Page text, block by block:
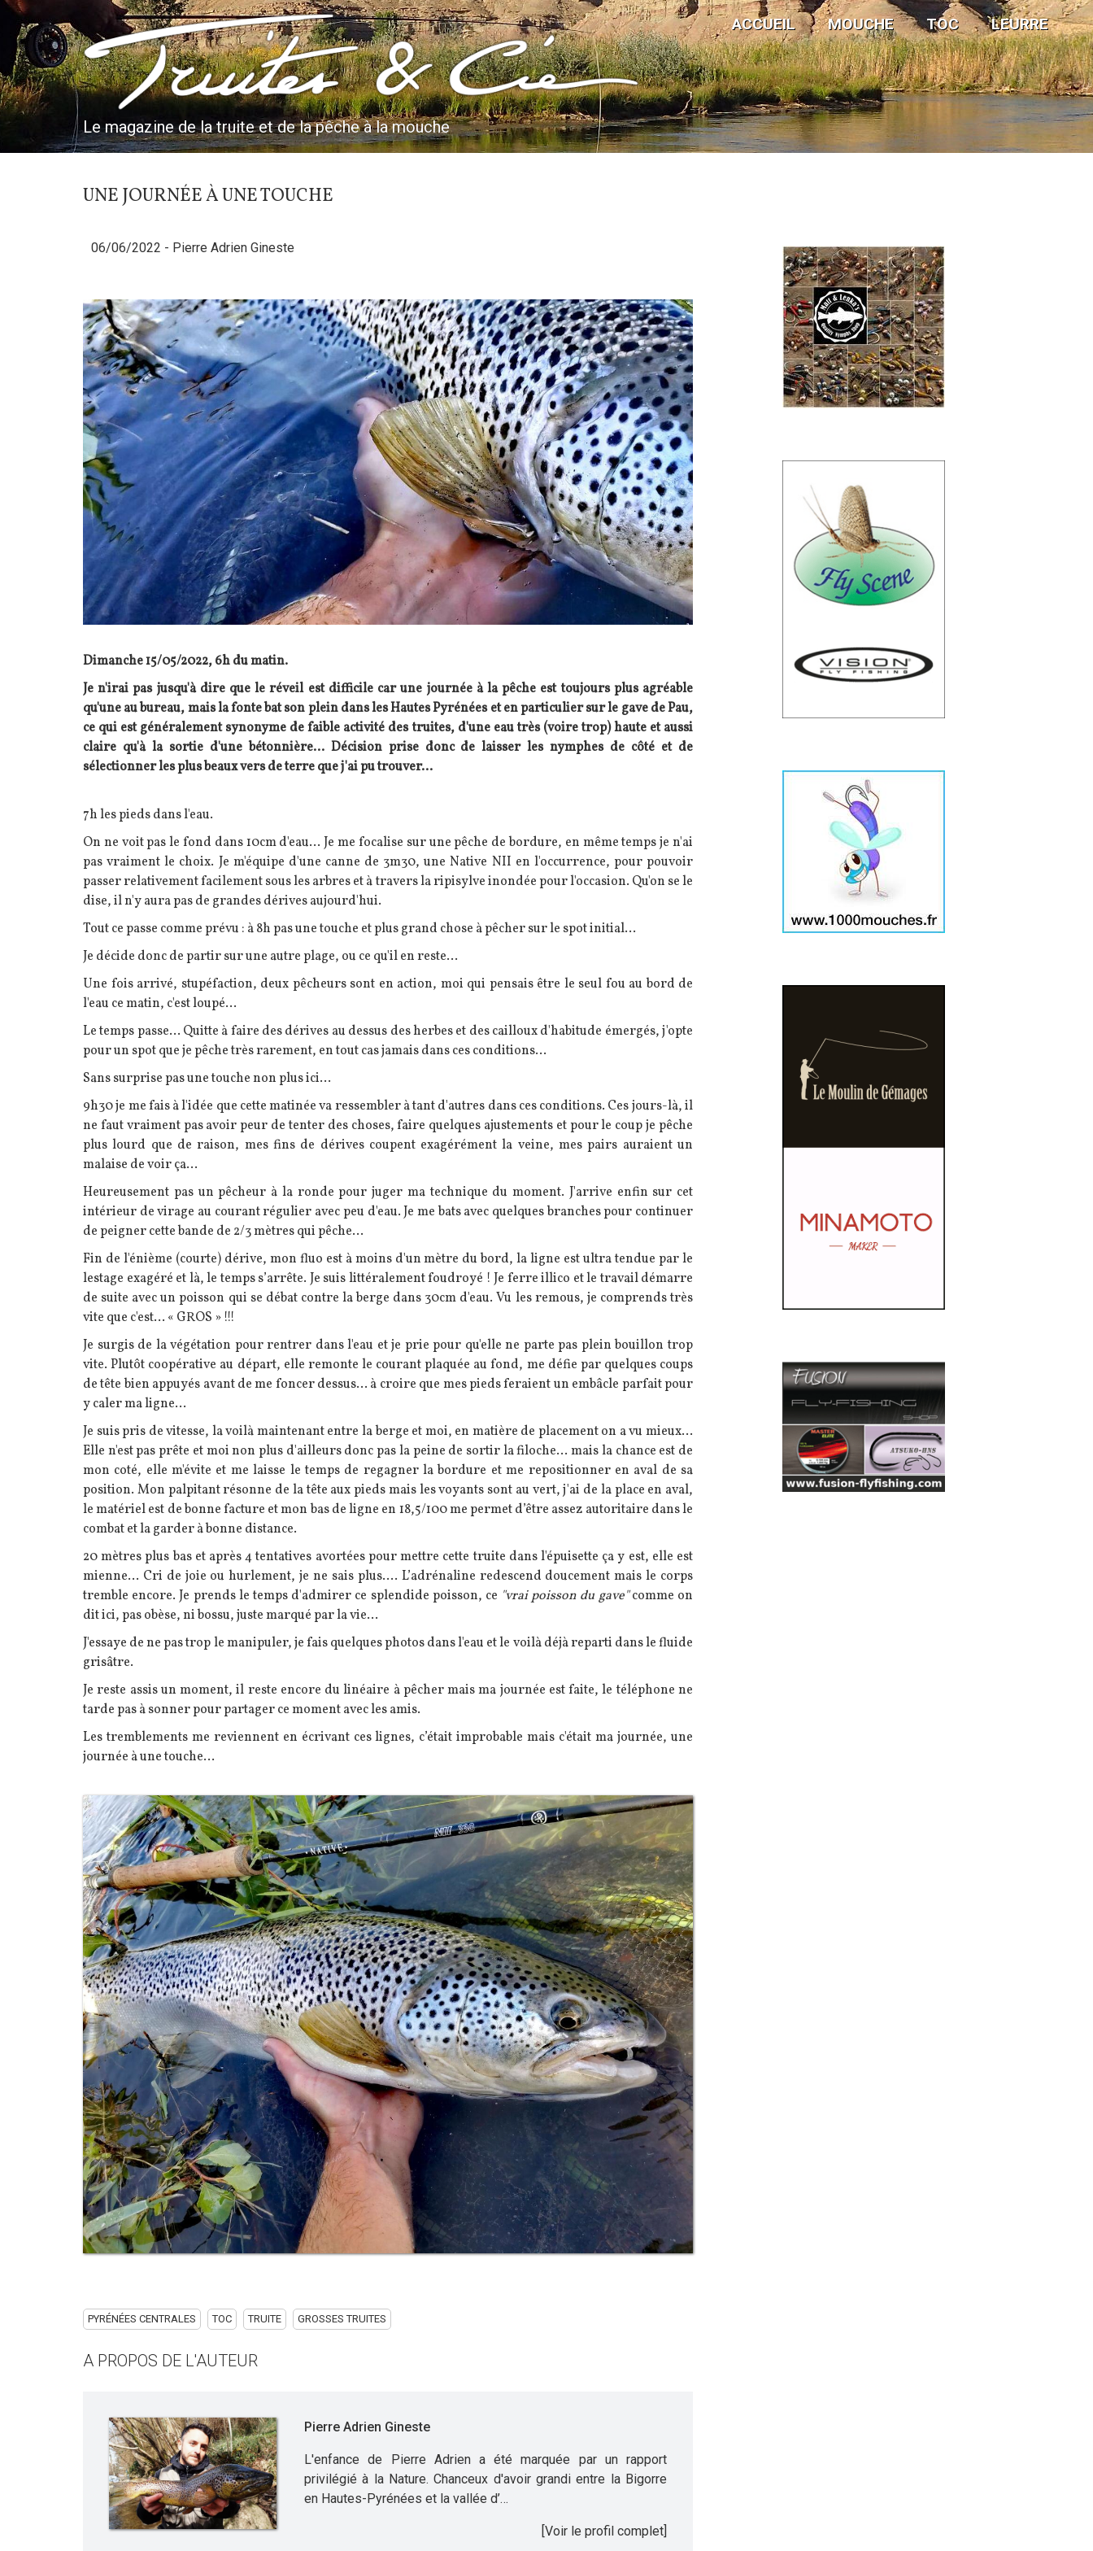
Aller
contenu
principal
Truites & Cie
Le magazine de la truite et de la pêche à la mouche
ACCUEIL MOUCHE TOC LEURRE
UNE JOURNÉE À UNE TOUCHE
06/06/2022 - Pierre Adrien Gineste
Dimanche 15/05/2022, 6h du matin.
Je n'irai pas jusqu'à dire que le réveil est difficile car une journée à la pêche est toujours plus agréable
qu'une au bureau, mais la fonte bat son plein dans les Hautes Pyrénées et en particulier sur le gave de Pau,
ce qui est généralement synonyme de faible activité des truites, d'une eau très (voire trop) haute et aussi
claire qu'à la sortie d'une bétonnière... Décision prise donc de laisser les nymphes de côté et de
sélectionner les plus beaux vers de terre que j'ai pu trouver...
Texte
7h les pieds dans l'eau.
On ne voit pas le fond dans 10cm d'eau... Je me focalise sur une pêche de bordure, en même temps je n'ai
pas vraiment le choix. Je m'équipe d'une canne de 3m30, une Native NII en l'occurrence, pour pouvoir
passer relativement facilement sous les arbres et à travers la ripisylve inondée pour l'occasion. Qu'on se le
dise, il n'y aura pas de grandes dérives aujourd'hui.
Tout ce passe comme prévu : à 8h pas une touche et plus grand chose à pêcher sur le spot initial...
Je décide donc de partir sur une autre plage, ou ce qu'il en reste...
Une fois arrivé, stupéfaction, deux pêcheurs sont en action, moi qui pensais être le seul fou au bord de
l'eau ce matin, c'est loupé...
Le temps passe... Quitte à faire des dérives au dessus des herbes et des cailloux d'habitude émergés, j'opte
pour un spot que je pêche très rarement, en tout cas jamais dans ces conditions...
Sans surprise pas une touche non plus ici...
9h30 je me fais à l'idée que cette matinée va ressembler à tant d'autres dans ces conditions. Ces jours-là, il
ne faut vraiment pas avoir peur de tenter des choses, faire quelques ajustements et pour le coup je pêche
plus lourd que de raison, mes fins de dérives coupent exagérément la veine, mes pairs auraient un
malaise de voir ça...
Heureusement pas un pêcheur à la ronde pour juger ma technique du moment. J'arrive enfin sur cet
intérieur de virage au courant régulier avec peu d'eau. Je me bats avec quelques branches pour continuer
de peigner cette bande de 2/3 mètres qui pêche...
Fin de l'énième (courte) dérive, mon fluo est à moins d'un mètre du bord, la ligne est ultra tendue par le
lestage exagéré et là, le temps s’arrête. Je suis littéralement foudroyé ! Je ferre illico et le travail démarre
de suite avec un poisson qui se débat contre la berge dans 30cm d'eau. Vu les remous, je comprends très
vite que c'est... « GROS » !!!
Je surgis de la végétation pour rentrer dans l'eau et je prie pour qu'elle ne parte pas plein bouillon trop
vite. Plutôt coopérative au départ, elle remonte le courant plaquée au fond, me défie par quelques coups
de tête bien appuyés avant de me foncer dessus... à croire que mes pieds feraient un embâcle parfait pour
y caler ma ligne...
Je suis pris de vitesse, la voilà maintenant entre la berge et moi, en matière de placement on a vu mieux...
Elle n'est pas prête et moi non plus d'ailleurs donc pas la peine de sortir la filoche... mais la chance est de
mon coté, elle m'évite et me laisse le temps de regagner la bordure et me repositionner en aval de sa
position. Mon palpitant résonne de la tête aux pieds mais les voyants sont au vert, j'ai de la place en aval,
le matériel est de bonne facture et mon bas de ligne en 18,5/100 me permet d’être assez autoritaire dans le
combat et la garder à bonne distance.
20 mètres plus bas et après 4 tentatives avortées pour mettre cette truite dans l'épuisette ça y est, elle est
mienne... Cri de joie ou hurlement, je ne sais plus.... L’adrénaline redescend doucement mais le corps
tremble encore. Je prends le temps d'admirer ce splendide poisson, ce "vrai poisson du gave"comme on
dit ici, pas obèse, ni bossu, juste marqué par la vie...
J'essaye de ne pas trop le manipuler, je fais quelques photos dans l'eau et le voilà déjà reparti dans le fluide
grisâtre.
Je reste assis un moment, il reste encore du linéaire à pêcher mais ma journée est faite, le téléphone ne
tarde pas à sonner pour partager ce moment avec les amis.
Les tremblements me reviennent en écrivant ces lignes, c’était improbable mais c'était ma journée, une
journée à une touche...
Image
PYRÉNÉES CENTRALES TOC TRUITE GROSSES TRUITES
A PROPOS DE L'AUTEUR
Pierre Adrien Gineste
L'enfance de Pierre Adrien a été marquée par un rapport
privilégié à la Nature. Chanceux d'avoir grandi entre la Bigorre
en Hautes-Pyrénées et la vallée d’…
[Voir le profil complet]